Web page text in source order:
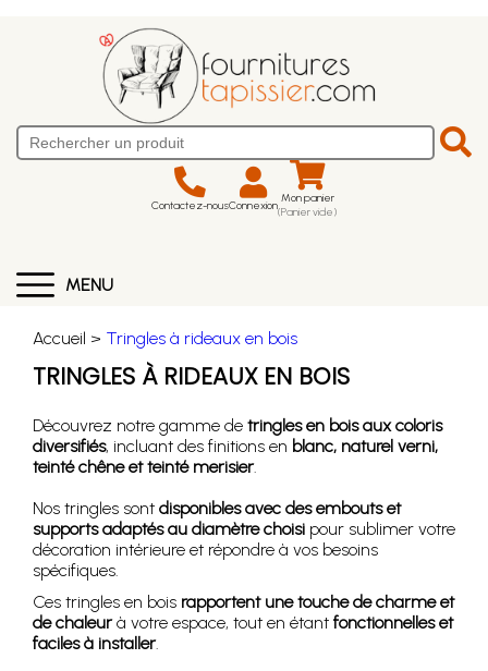
Contactez-nousConnexion Mon panier
(Panier vide)
MENU
Accueil > Tringles à rideaux en bois
TRINGLES À RIDEAUX EN BOIS
Découvrez notre gamme de tringles en bois aux coloris
diversifiés, incluant des finitions en blanc, naturel verni,
teinté chêne et teinté merisier.
Nos tringles sont disponibles avec des embouts et
supports adaptés au diamètre choisi pour sublimer votre
décoration intérieure et répondre à vos besoins
spécifiques.
Ces tringles en bois rapportent une touche de charme et
de chaleurà votre espace, tout en étant fonctionnelles et
faciles à installer.